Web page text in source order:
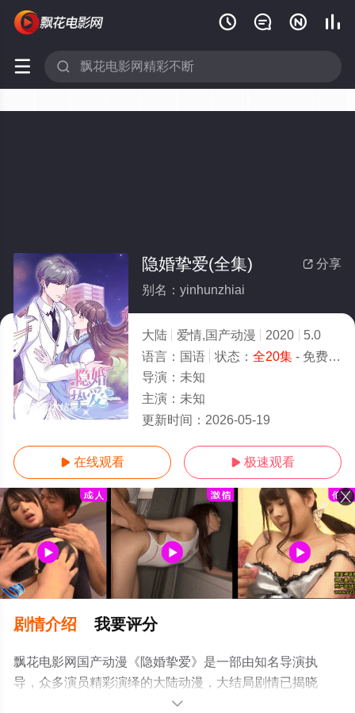
   
 
全20集/大结局
 分享
隐婚挚爱(全集)
别名：yinhunzhiai
大陆 爱情,国产动漫 2020
5.0
语言： 国语 状态： 全20集- 免费在线观看
导演： 未知
主演： 未知
更新时间： 2026-05-19
 在线观看  极速观看
剧情介绍 我要评分
飘花电影网国产动漫《隐婚挚爱》是一部由知名导演执
导，众多演员精彩演绎的大陆动漫，大结局剧情已揭晓
（全20集），手机免费观看高清未删减完整版动漫全集就
